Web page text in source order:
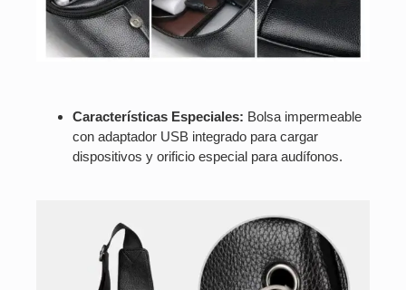
Características Especiales: Bolsa impermeable
con adaptador USB integrado para cargar
dispositivos y orificio especial para audífonos.